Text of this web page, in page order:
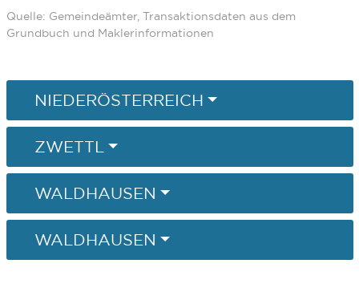
Quelle: Gemeindeämter, Transaktionsdaten aus dem
Grundbuch und Maklerinformationen
NIEDERÖSTERREICH
ZWETTL
WALDHAUSEN
WALDHAUSEN